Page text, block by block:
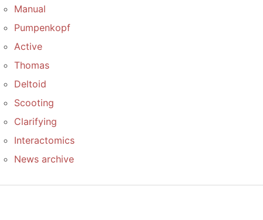
Manual
Pumpenkopf
Active
Thomas
Deltoid
Scooting
Clarifying
Interactomics
News archive